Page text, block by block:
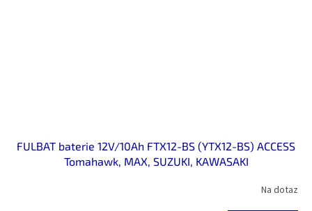
FULBAT baterie 12V/10Ah FTX12-BS (YTX12-BS) ACCESS
Tomahawk, MAX, SUZUKI, KAWASAKI
Na dotaz